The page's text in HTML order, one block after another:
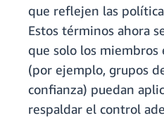
que reflejen las
Estos términos ahora
que solo los miembros
(por ejemplo, grupos
confianza) puedan
respaldar el control